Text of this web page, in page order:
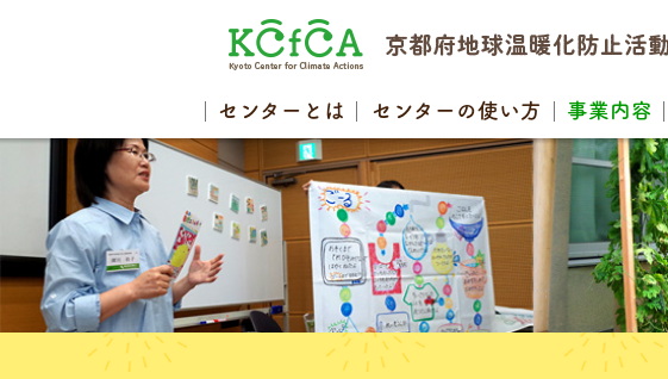
センター とは センターの使い方 事業内容